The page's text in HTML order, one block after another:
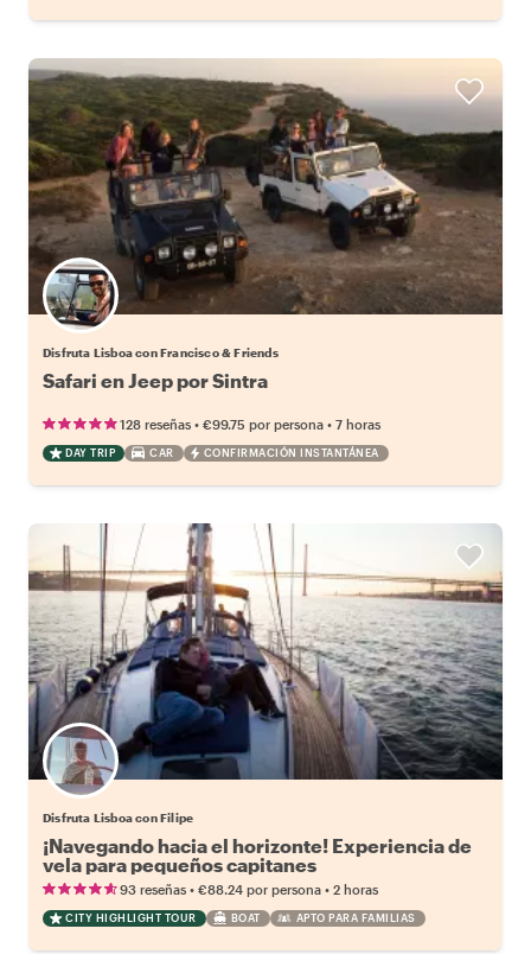
Disfruta Lisboa con Francisco & Friends
Safari en Jeep por Sintra
128 reseñas • €99.75 por persona • 7 horas
DAY TRIP CAR CONFIRMACIÓN INSTANTÁNEA
Disfruta Lisboa con Filipe
¡Navegando hacia el horizonte! Experiencia de
vela para pequeños capitanes
93 reseñas • €88.24 por persona • 2 horas
CITY HIGHLIGHT TOUR BOAT APTO PARA FAMILIAS